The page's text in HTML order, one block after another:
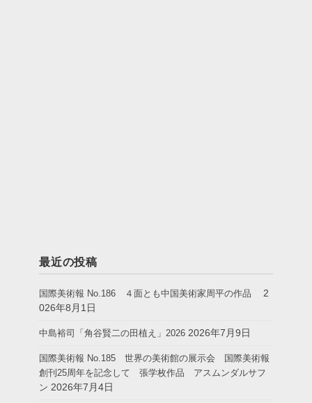
最近の投稿
国際美術報 No.186 ４面とも中国美術家周平の作品
2
026年8月1日
中島裕司「角谷賢二の田植え」2026 2026年7月9日
国際美術報 No.185 世界の美術館の展示会 国際美術報
創刊25周年を記念して 張学枚作品 アスムンダルサフ
ン 2026年7月4日